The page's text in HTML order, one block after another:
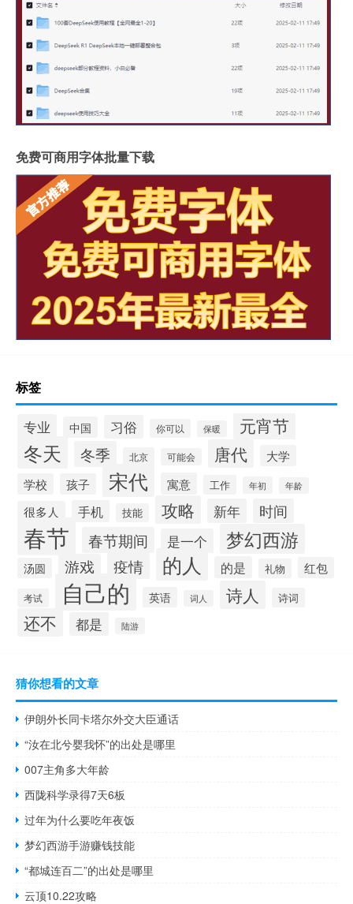
免费可商用字体批量下载
标签
专业 中国 习俗 你可以 保暖 元宵节
冬天 冬季 北京 可能会 唐代
大学
学校
孩子 宋代 寓意 工作 年初 年龄
很多人 手机 技能 攻略 新年 时间
春节 春节期间 是一个 梦幻西游
汤圆 游戏 疫情 的人 的是 礼物 红包
考试 自己的 英语 词人 诗人 诗词
还不 都是 陆游
猜你想看的文章
伊朗外长同卡塔尔外交大臣通话
“汝在北兮婴我怀”的出处是哪里
007主角多大年龄
西陇科学录得7天6板
过年为什么要吃年夜饭
梦幻西游手游赚钱技能
“都城连百二”的出处是哪里
云顶10.22攻略